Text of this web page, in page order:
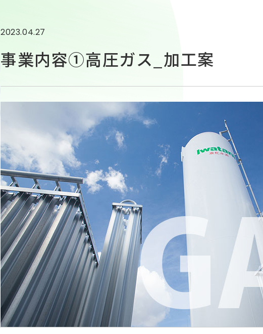
2023.04.27
事業内容①高圧ガス_加工案